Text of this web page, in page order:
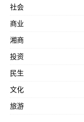
社会
商业
湘商
投资
民生
文化
旅游